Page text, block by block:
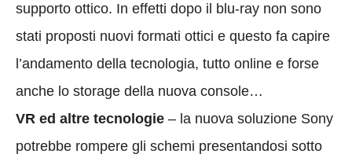
supporto ottico. In effetti dopo il blu-ray non sono
stati proposti nuovi formati ottici e questo fa capire
l’andamento della tecnologia, tutto online e forse
anche lo storage della nuova console…
VR ed altre tecnologie – la nuova soluzione Sony
potrebbe rompere gli schemi presentandosi sotto